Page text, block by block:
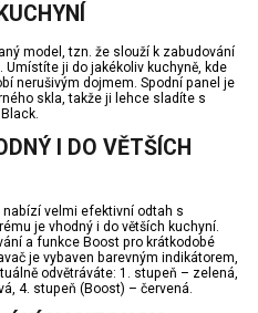
model, tzn. že slouží k zabudování
ji do jakékoliv kuchyně, kde
nerušivým dojmem. Spodní panel je
skla, takže ji lehce sladíte s
I DO VĚTŠÍCH
nabízí velmi efektivní odtah s
je vhodný i do větších kuchyní.
a funkce Boost pro krátkodobé
je vybaven barevným indikátorem,
odvětráváte: 1. stupeň – zelená,
4. stupeň (Boost) – červená.